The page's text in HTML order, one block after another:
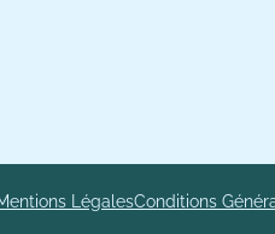
LégalesConditions